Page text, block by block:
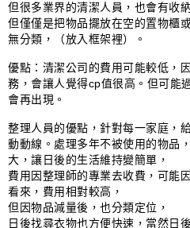
但很多業界的清潔人員，也會有收
但僅僅是把物品擺放在空的置物櫃
無分類，（放入框架裡）。
優點：清潔公司的費用可能較低，
務，會讓人覺得cp值很高。但可能
會再出現。
整理人員的優點，針對每一家庭，
動動線。處理多年不被使用的物品
大，讓日後的生活維持變簡單，
費用因整理師的專業去收費，可能
看來，費用相對較高，
但因物品減量後，也分類定位，
日後找尋衣物也方便快速，當然日